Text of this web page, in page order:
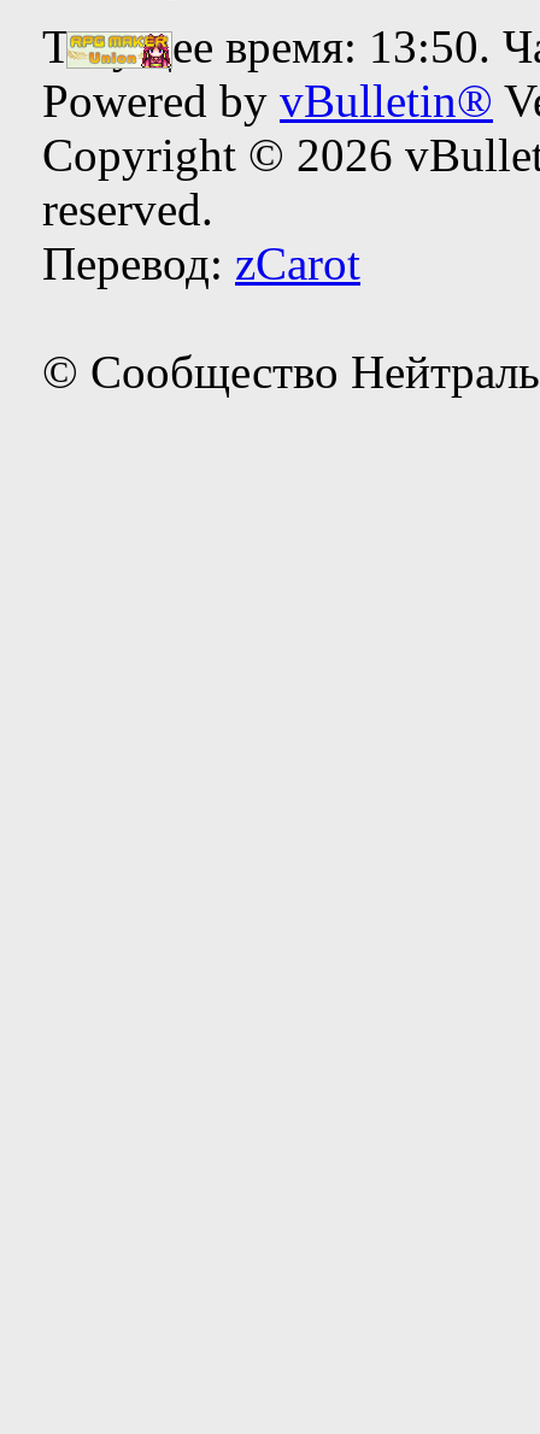
Текущее время: 13:50.
Powered by vBulletin®
Copyright © 2026
reserved.
Перевод: zCarot
© Сообщество